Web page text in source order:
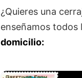
¿Quieres una
enseñamos todos
domicilio: